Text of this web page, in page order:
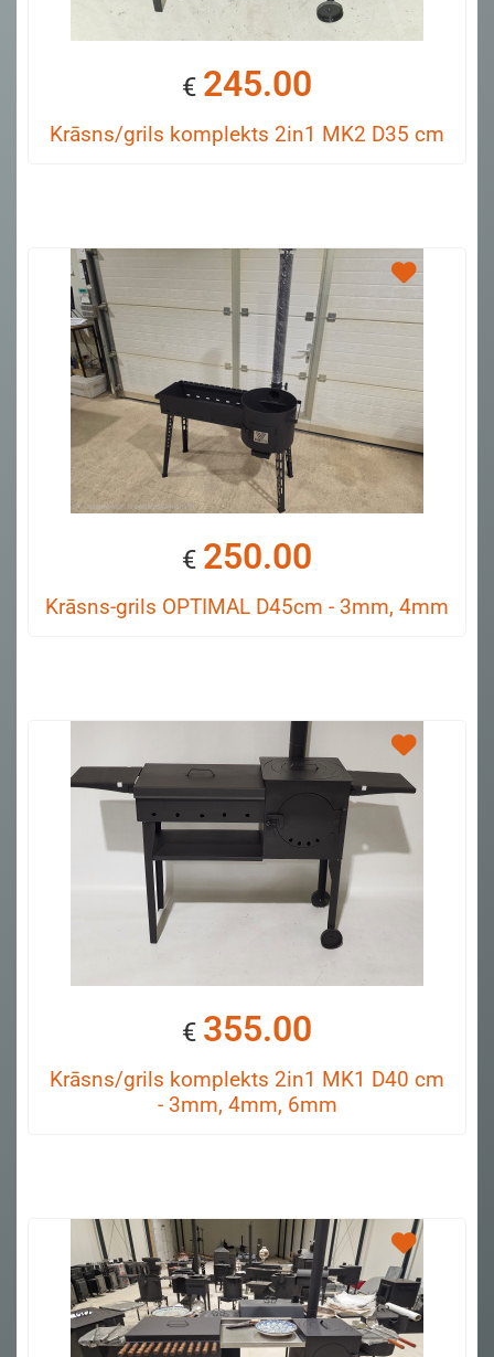
€ 245.00
Krāsns/grils komplekts 2in1 MK2 D35 cm
€ 250.00
Krāsns-grils OPTIMAL D45cm - 3mm, 4mm
€ 355.00
Krāsns/grils komplekts 2in1 MK1 D40 cm
- 3mm, 4mm, 6mm